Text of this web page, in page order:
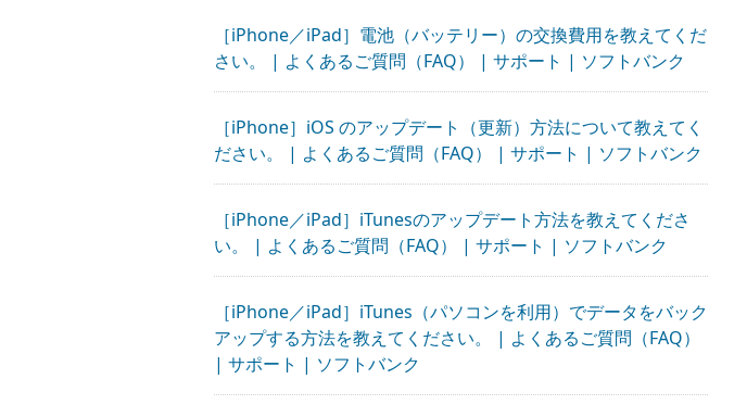
［iPhone／iPad］電池（バッテリー）の交換費用を教えてくだ
さい。 | よくあるご質問（FAQ） | サポート | ソフトバンク
［iPhone］iOS のアップデート（更新）方法について教えてく
ださい。 | よくあるご質問（FAQ） | サポート | ソフトバンク
［iPhone／iPad］iTunesのアップデート方法を教えてくださ
い。 | よくあるご質問（FAQ） | サポート | ソフトバンク
［iPhone／iPad］iTunes（パソコンを利用）でデータをバック
アップする方法を教えてください。 | よくあるご質問（FAQ）
| サポート | ソフトバンク